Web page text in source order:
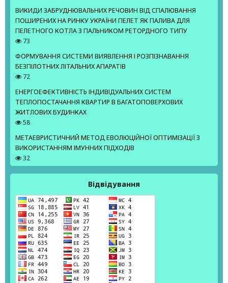
ВИКИДИ ЗАБРУДНЮВАЛЬНИХ РЕЧОВИН ВІД СПАЛЮВАННЯ
ПОШИРЕНИХ НА РИНКУ УКРАЇНИ ПЕЛЕТ ЯК ПАЛИВА ДЛЯ
ПЕЛЕТНОГО КОТЛА З ПАЛЬНИКОМ РЕТОРДНОГО ТИПУ
73
ФОРМУВАННЯ СИСТЕМИ ВИЯВЛЕННЯ І РОЗПІЗНАВАННЯ
БЕЗПІЛОТНИХ ЛІТАЛЬНИХ АПАРАТІВ
72
ЕНЕРГОЕФЕКТИВНІСТЬ ІНДИВІДУАЛЬНИХ СИСТЕМ
ТЕПЛОПОСТАЧАННЯ КВАРТИР В БАГАТОПОВЕРХОВИХ
ЖИТЛОВИХ БУДИНКАХ
58
МЕТАЕВРИСТИЧНИЙ МЕТОД ЕВОЛЮЦІЙНОЇ ОПТИМІЗАЦІЇ З
ВИКОРИСТАННЯМ ІМУННИХ ПІДХОДІВ
32
Відвідування